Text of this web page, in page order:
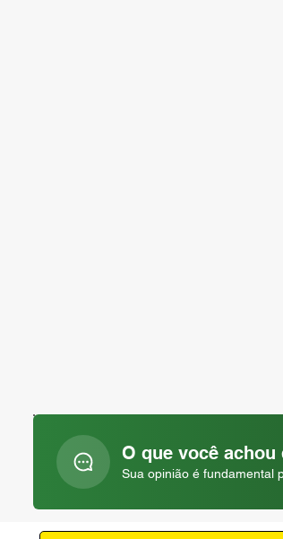
O que você achou
Sua opinião é fundamental